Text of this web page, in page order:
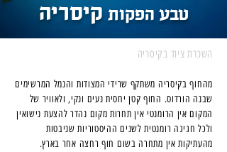
טבע הפקות קיסריה
השכרת ציוד בקיסריה
מהחוף בקיסריה משתקף שרידי המצודות והנמל המרשימים
שבנה הורדוס. החוף קטן יחסית נעים ונקי, ולאוויר של
המקום אין הרומנטי אין תחרות מקום נהדר להצעת נישואין
ולכל חגיגה רומנטית לשנים ההיסטוריות שניבטות
מהעתיקות אין מתחרה בשום חוף רחצה אחר בארץ.